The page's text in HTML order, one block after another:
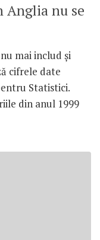
Anglia nu se
mai includ şi
cifrele date
Statistici.
din anul 1999